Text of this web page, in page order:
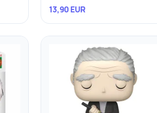
13,90 EUR